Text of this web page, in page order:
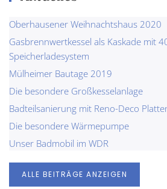
Oberhausener Weihnachtshaus 2020
Gasbrennwertkessel als Kaskade mit
Speicherladesystem
Mülheimer Bautage 2019
Die besondere Großkesselanlage
Badteilsanierung mit Reno-Deco
Die besondere Wärmepumpe
Unser Badmobil im WDR
ALLE BEITRÄGE ANZEIGEN